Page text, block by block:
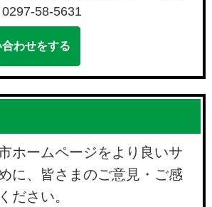
58-5631
わせをする
ホームページをより良いサ
に、皆さまのご意見・ご感
ださい。